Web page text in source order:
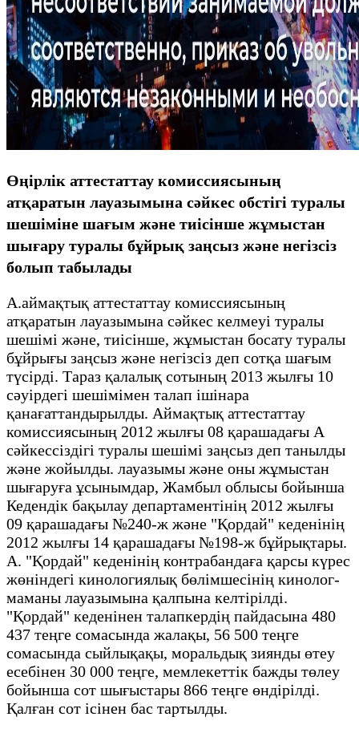
Өңірлік аттестаттау комиссиясының
атқаратын лауазымына сәйкес обстігі туралы
шешіміне шағым және тиісінше жұмыстан
шығару туралы бұйрық заңсыз және негізсіз
болып табылады
А.аймақтық аттестаттау комиссиясының
атқаратын лауазымына сәйкес келмеуі туралы
шешімі және, тиісінше, жұмыстан босату туралы
бұйрығы заңсыз және негізсіз деп сотқа шағым
түсірді. Тараз қалалық сотының 2013 жылғы 10
сәуірдегі шешімімен талап ішінара
қанағаттандырылды. Аймақтық аттестаттау
комиссиясының 2012 жылғы 08 қарашадағы А
сәйкессіздігі туралы шешімі заңсыз деп танылды
және жойылды. лауазымы және оны жұмыстан
шығаруға ұсынымдар, Жамбыл облысы бойынша
Кедендік бақылау департаментінің 2012 жылғы
09 қарашадағы №240-ж және "Қордай" кеденінің
2012 жылғы 14 қарашадағы №198-ж бұйрықтары.
А. "Қордай" кеденінің контрабандаға қарсы күрес
жөніндегі кинологиялық бөлімшесінің кинолог-
маманы лауазымына қалпына келтірілді.
"Қордай" кеденінен талапкердің пайдасына 480
437 теңге сомасында жалақы, 56 500 теңге
сомасында сыйлықақы, моральдық зиянды өтеу
есебінен 30 000 теңге, мемлекеттік бажды төлеу
бойынша сот шығыстары 866 теңге өндірілді.
Қалған сот ісінен бас тартылды.